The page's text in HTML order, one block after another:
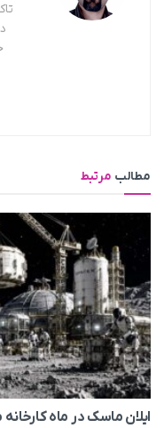
مطالب مرتبط
ایلان ماسک در ماه